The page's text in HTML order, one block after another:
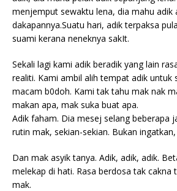
menjemput sewaktu lena, dia mahu adik
dakapannya.Suatu hari, adik terpaksa
suami kerana neneknya sakIt.
Sekali lagi kami adik beradik yang lain
realiti. Kami ambil alih tempat adik untuk
macam b0doh. Kami tak tahu mak nak
makan apa, mak suka buat apa.
Adik faham. Dia mesej selang beberapa
rutin mak, sekian-sekian. Bukan
Dan mak asyik tanya. Adik, adik, adik.
melekap di hati. Rasa berdosa tak cakna
mak.